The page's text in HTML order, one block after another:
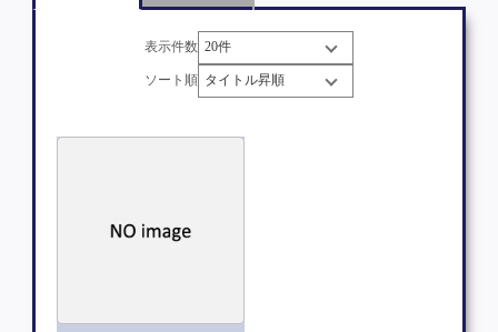
表示件数
ソート順